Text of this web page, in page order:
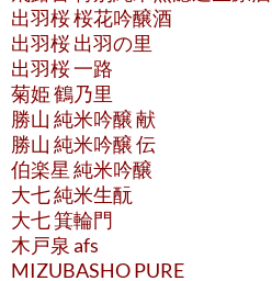
出羽桜 桜花吟醸酒
出羽桜 出羽の里
出羽桜 一路
菊姫 鶴乃里
勝山 純米吟醸 献
勝山 純米吟醸 伝
伯楽星 純米吟醸
大七 純米生酛
大七 箕輪門
木戸泉 afs
MIZUBASHO PURE